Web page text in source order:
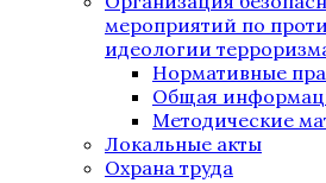
мероприятий по
идеологии
Нормативные
Общая
Методические
Локальные акты
Охрана труда